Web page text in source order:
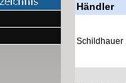
Händler
Schildhauer